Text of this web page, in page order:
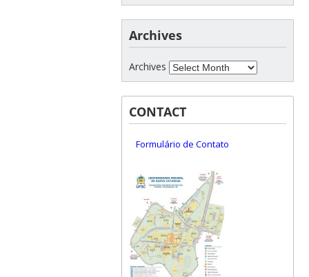
Archives
Archives
CONTACT
Formulário de Contato